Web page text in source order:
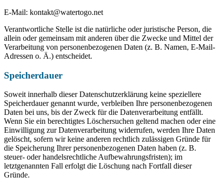
E-Mail: kontakt@watertogo.net
Verantwortliche Stelle ist die natürliche oder juristische Person, die
allein oder gemeinsam mit anderen über die Zwecke und Mittel der
Verarbeitung von personenbezogenen Daten (z. B. Namen, E-Mail-
Adressen o. Ä.) entscheidet.
Speicherdauer
Soweit innerhalb dieser Datenschutzerklärung keine speziellere
Speicherdauer genannt wurde, verbleiben Ihre personenbezogenen
Daten bei uns, bis der Zweck für die Datenverarbeitung entfällt.
Wenn Sie ein berechtigtes Löschersuchen geltend machen oder eine
Einwilligung zur Datenverarbeitung widerrufen, werden Ihre Daten
gelöscht, sofern wir keine anderen rechtlich zulässigen Gründe für
die Speicherung Ihrer personenbezogenen Daten haben (z. B.
steuer- oder handelsrechtliche Aufbewahrungsfristen); im
letztgenannten Fall erfolgt die Löschung nach Fortfall dieser
Gründe.